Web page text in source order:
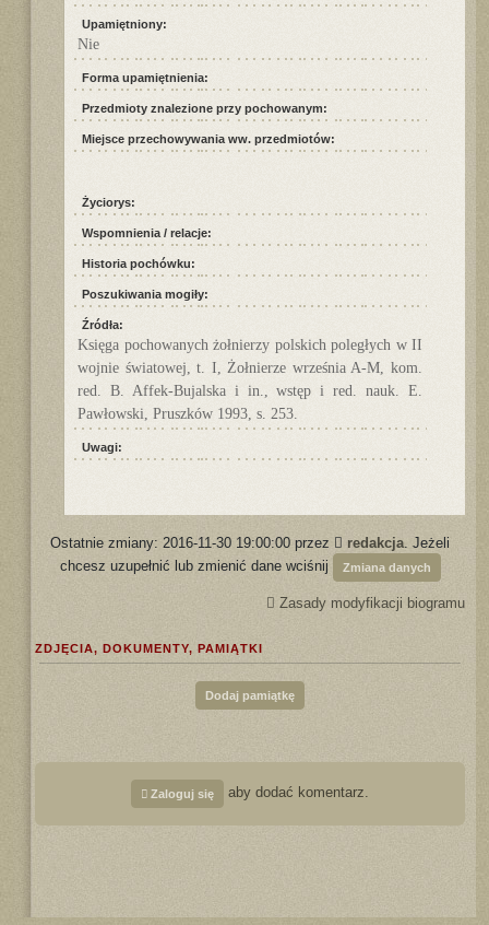
Upamiętniony:
Nie
Forma upamiętnienia:
Przedmioty znalezione przy pochowanym:
Miejsce przechowywania ww. przedmiotów:
Życiorys:
Wspomnienia / relacje:
Historia pochówku:
Poszukiwania mogiły:
Źródła:
Księga pochowanych żołnierzy polskich poległych w II
wojnie światowej, t. I, Żołnierze września A-M, kom.
red. B. Affek-Bujalska i in., wstęp i red. nauk. E.
Pawłowski, Pruszków 1993, s. 253.
Uwagi:
Ostatnie zmiany: 2016-11-30 19:00:00 przez redakcja. Jeżeli
chcesz uzupełnić lub zmienić dane wciśnij
Zmiana danych
Zasady modyfikacji biogramu
ZDJĘCIA, DOKUMENTY, PAMIĄTKI
Dodaj pamiątkę
Zaloguj się aby dodać komentarz.